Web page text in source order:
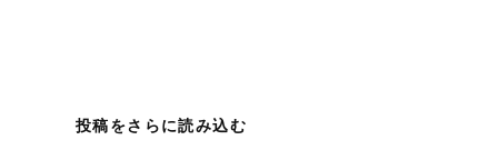
投稿をさらに読み込む